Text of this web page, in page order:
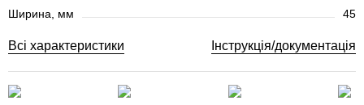
Ширина, мм
45
Всі характеристики Інструкція/документація